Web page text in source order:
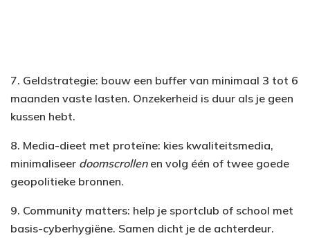
7. Geldstrategie: bouw een buffer van minimaal 3 tot 6
maanden vaste lasten. Onzekerheid is duur als je geen
kussen hebt.
8. Media-dieet met proteïne: kies kwaliteitsmedia,
minimaliseer doomscrollenen volg één of twee goede
geopolitieke bronnen.
9. Community matters: help je sportclub of school met
basis-cyberhygiëne. Samen dicht je de achterdeur.